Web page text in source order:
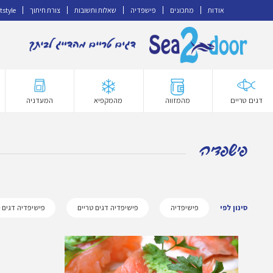
אודות מתכונים פישפדיה שאלות ותשובות צורת חיתוך
לניווט
לתוכן
דגים טריים מהמזווה מהמקפיא המעדניה
פישפדיה
סינון לפי פישיפדיה פישיפדיה דגים טריים פישיפדיה